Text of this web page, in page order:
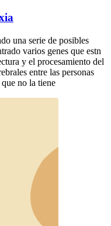
una serie de posibles
varios genes que estn
y el procesamiento del
entre las personas
no la tiene